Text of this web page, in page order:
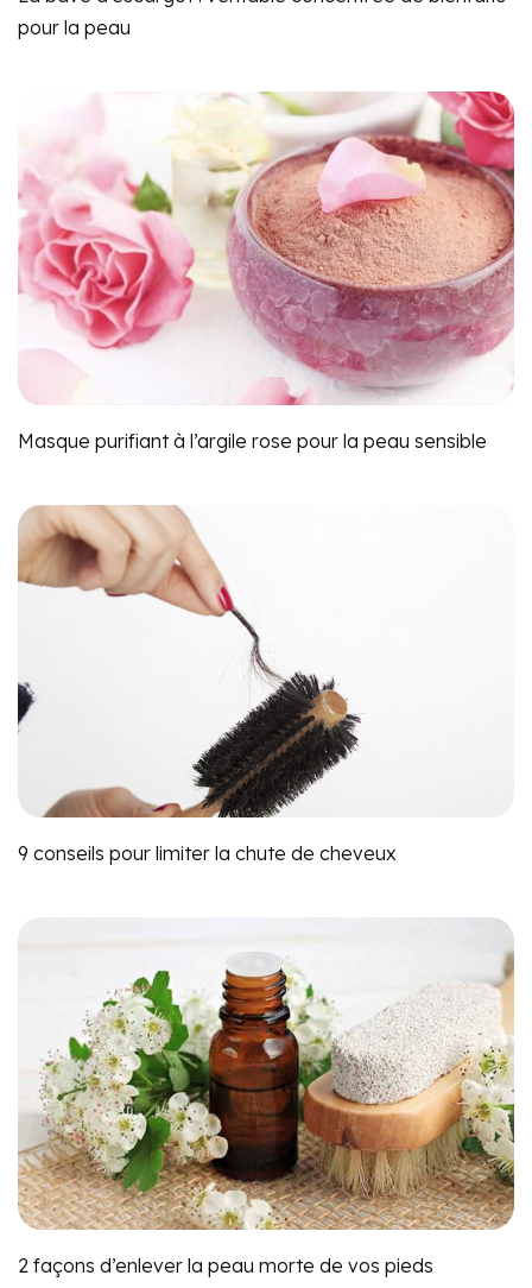
pour la peau
Masque purifiant à l’argile rose pour la peau sensible
9 conseils pour limiter la chute de cheveux
2 façons d’enlever la peau morte de vos pieds